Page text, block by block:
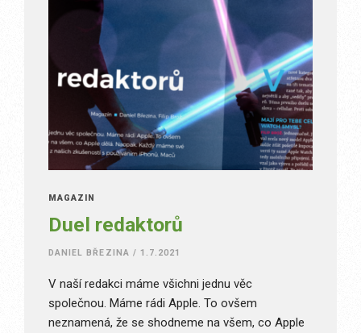
MAGAZÍN
Duel redaktorů
DANIEL BŘEZINA / 1.7.2021
V naší redakci máme všichni jednu věc
společnou. Máme rádi Apple. To ovšem
neznamená, že se shodneme na všem, co Apple